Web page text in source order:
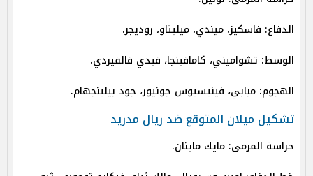
الدفاع: فاسكيز، ميندي، ميليتاو، روديجر.
الوسط: تشواميني، كامافينجا، فيدي فالفيردي.
الهجوم: مبابي، فينيسيوس جونيور، جود بيلينجهام.
تشكيل ميلان المتوقع ضد ريال مدريد
حراسة المرمى: مايك ماينان.